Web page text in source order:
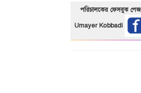
পরিচালকের ফেসবুক পেজ
Umayer Kobbadi